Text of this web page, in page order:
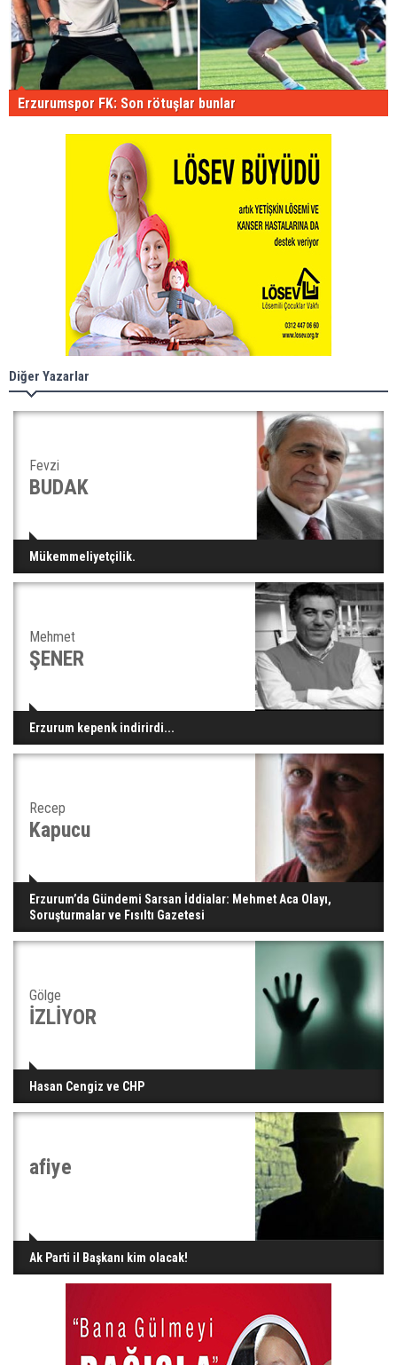
Erzurumspor FK: Son rötuşlar bunlar
Diğer Yazarlar
Fevzi
BUDAK
Mükemmeliyetçilik.
Mehmet
ŞENER
Erzurum kepenk indirirdi...
Recep
Kapucu
Erzurum’da Gündemi Sarsan İddialar: Mehmet Aca Olayı,
Soruşturmalar ve Fısıltı Gazetesi
Gölge
İZLİYOR
Hasan Cengiz ve CHP
afiye
Ak Parti il Başkanı kim olacak!